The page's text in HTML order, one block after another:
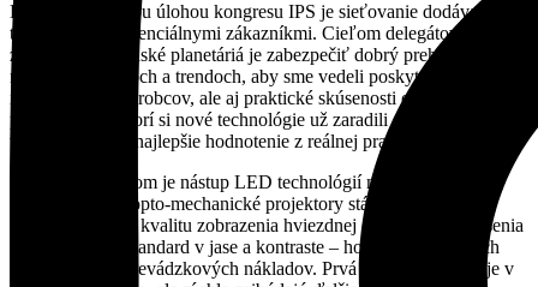
Ďalšou podstatnou úlohou kongresu IPS je sieťovanie dodávateľov
technológie s potenciálnymi zákazníkmi. Cieľom delegátov
združenia Slovenské planetáriá je zabezpečiť dobrý prehľad o
nových produktoch a trendoch, aby sme vedeli poskytnúť odborné
informácie od výrobcov, ale aj praktické skúsenosti od
používateľov, ktorí si nové technológie už zaradili do prevádzky a
vedia k nim dať najlepšie hodnotenie z reálnej praxe.
Výrazným trendom je nástup LED technológií na kupolách
planetárií. Hoci opto-mechanické projektory stále ponúkajú
bezkonkurenčnú kvalitu zobrazenia hviezdnej oblohy, LED riešenia
prinášajú nový štandard v jase a kontraste – hoci za cenu vyšších
investičných a prevádzkových nákladov. Prvá takáto inštalácia je v